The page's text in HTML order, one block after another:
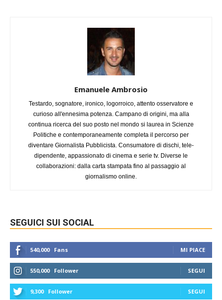
Emanuele Ambrosio
Testardo, sognatore, ironico, logorroico, attento osservatore e
curioso all'ennesima potenza. Campano di origini, ma alla
continua ricerca del suo posto nel mondo si laurea in Scienze
Politiche e contemporaneamente completa il percorso per
diventare Giornalista Pubblicista. Consumatore di dischi, tele-
dipendente, appassionato di cinema e serie tv. Diverse le
collaborazioni: dalla carta stampata fino al passaggio al
giornalismo online.
SEGUICI SUI SOCIAL
540,000 Fans MI PIACE
550,000 Follower SEGUI
9,300 Follower SEGUI